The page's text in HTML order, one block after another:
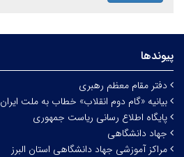
پیوندها
دفتر مقام معظم رهبری
بیانیه «گام دوم انقلاب» خطاب به ملت ایران
پایگاه اطلاع رسانی ریاست جمهوری
جهاد دانشگاهی
مراکز آموزشی جهاد دانشگاهی استان البرز